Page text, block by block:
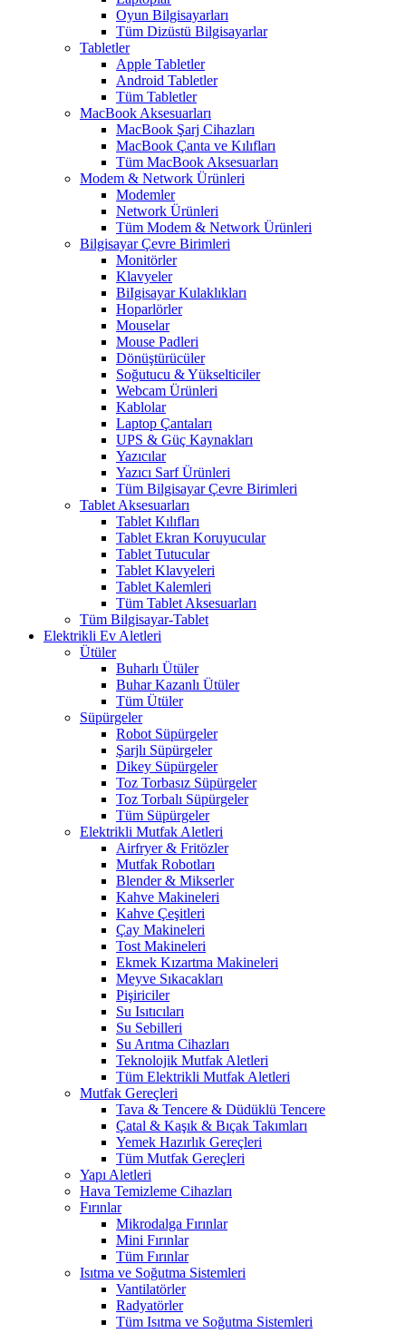
Oyun Bilgisayarları
Tüm Dizüstü Bilgisayarlar
Tabletler
Apple Tabletler
Android Tabletler
Tüm Tabletler
MacBook Aksesuarları
MacBook Şarj Cihazları
MacBook Çanta ve Kılıfları
Tüm MacBook Aksesuarları
Modem & Network Ürünleri
Modemler
Network Ürünleri
Tüm Modem & Network Ürünleri
Bilgisayar Çevre Birimleri
Monitörler
Klavyeler
BiIgisayar Kulaklıkları
Hoparlörler
Mouselar
Mouse Padleri
Dönüştürücüler
Soğutucu & Yükselticiler
Webcam Ürünleri
Kablolar
Laptop Çantaları
UPS & Güç Kaynakları
Yazıcılar
Yazıcı Sarf Ürünleri
Tüm Bilgisayar Çevre Birimleri
Tablet Aksesuarları
Tablet Kılıfları
Tablet Ekran Koruyucular
Tablet Tutucular
Tablet Klavyeleri
Tablet Kalemleri
Tüm Tablet Aksesuarları
Tüm Bilgisayar-Tablet
Elektrikli Ev Aletleri
Ütüler
Buharlı Ütüler
Buhar Kazanlı Ütüler
Tüm Ütüler
Süpürgeler
Robot Süpürgeler
Şarjlı Süpürgeler
Dikey Süpürgeler
Toz Torbasız Süpürgeler
Toz Torbalı Süpürgeler
Tüm Süpürgeler
Elektrikli Mutfak Aletleri
Airfryer & Fritözler
Mutfak Robotları
Blender & Mikserler
Kahve Makineleri
Kahve Çeşitleri
Çay Makineleri
Tost Makineleri
Ekmek Kızartma Makineleri
Meyve Sıkacakları
Pişiriciler
Su Isıtıcıları
Su Sebilleri
Su Arıtma Cihazları
Teknolojik Mutfak Aletleri
Tüm Elektrikli Mutfak Aletleri
Mutfak Gereçleri
Tava & Tencere & Düdüklü Tencere
Çatal & Kaşık & Bıçak Takımları
Yemek Hazırlık Gereçleri
Tüm Mutfak Gereçleri
Yapı Aletleri
Hava Temizleme Cihazları
Fırınlar
Mikrodalga Fırınlar
Mini Fırınlar
Tüm Fırınlar
Isıtma ve Soğutma Sistemleri
Vantilatörler
Radyatörler
Tüm Isıtma ve Soğutma Sistemleri